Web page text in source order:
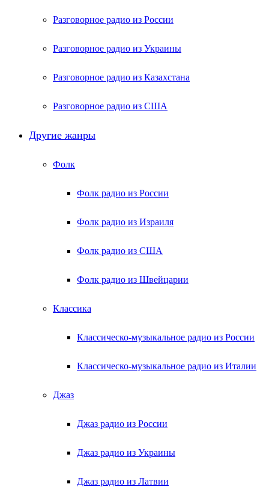
Разговорное радио из России
Разговорное радио из Украины
Разговорное радио из Казахстана
Разговорное радио из США
Другие жанры
Фолк
Фолк радио из России
Фолк радио из Израиля
Фолк радио из США
Фолк радио из Швейцарии
Классика
Классическо-музыкальное радио из России
Классическо-музыкальное радио из Италии
Джаз
Джаз радио из России
Джаз радио из Украины
Джаз радио из Латвии